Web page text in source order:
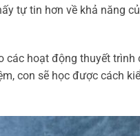
tự tin hơn về khả năng
các hoạt động thuyết
con sẽ học được cách